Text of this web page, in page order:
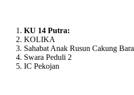
KU 14 Putra:
KOLIKA
Sahabat Anak Rusun Cakung
Swara Peduli 2
IC Pekojan